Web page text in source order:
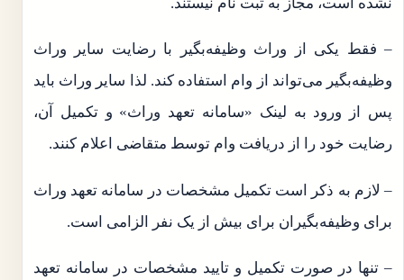
– فقط یکی از وراث وظیفه‌بگیر با رضایت سایر وراث
وظیفه‌بگیر می‌تواند از وام استفاده کند. لذا سایر وراث باید
پس از ورود به لینک «سامانه تعهد وراث» و تکمیل آن،
رضایت خود را از دریافت وام توسط متقاضی اعلام کنند.
– لازم به ذکر است تکمیل مشخصات در سامانه تعهد وراث
برای وظیفه‌بگیران برای بیش از یک نفر الزامی است.
– تنها در صورت تکمیل و تایید مشخصات در سامانه تعهد